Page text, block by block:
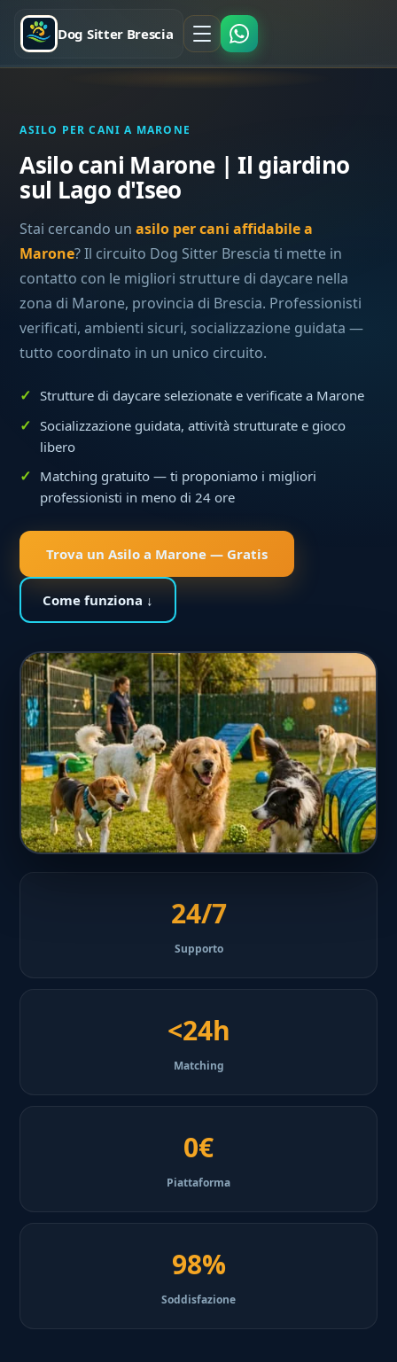
Dog Sitter Brescia
ASILO PER CANI A MARONE
Asilo cani Marone | Il giardino
sul Lago d'Iseo
Stai cercando unasilo per cani affidabile a
Marone? Il circuito Dog Sitter Brescia ti mette in
contatto con le migliori strutture di daycare nella
zona di Marone, provincia di Brescia. Professionisti
verificati, ambienti sicuri, socializzazione guidata —
tutto coordinato in un unico circuito.
Strutture di daycare selezionate e verificate a Marone
Socializzazione guidata, attività strutturate e gioco
libero
Matching gratuito — ti proponiamo i migliori
professionisti in meno di 24 ore
Trova un Asilo a Marone — Gratis
Come funziona ↓
24/7
Supporto
<24h
Matching
0€
Piattaforma
98%
Soddisfazione